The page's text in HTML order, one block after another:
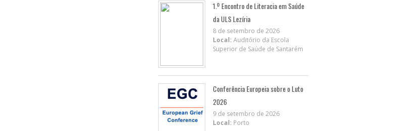
1.º Encontro de Literacia em Saúde
da ULS Lezíria
8 de setembro de 2026
Local: Auditório da Escola
Superior de Saúde de Santarém
Conferência Europeia sobre o Luto
2026
9 de setembro de 2026
Local: Porto